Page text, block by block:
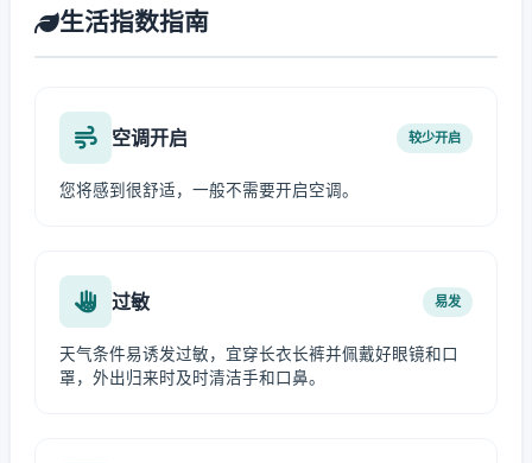
生活指数指南
空调开启 较少开启
您将感到很舒适，一般不需要开启空调。
过敏 易发
天气条件易诱发过敏，宜穿长衣长裤并佩戴好眼镜和口
罩，外出归来时及时清洁手和口鼻。